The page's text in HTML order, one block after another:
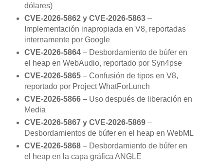
dólares)
CVE-2026-5862 y CVE-2026-5863–
Implementación inapropiada en V8, reportadas
internamente por Google
CVE-2026-5864– Desbordamiento de búfer en
el heap en WebAudio, reportado por Syn4pse
CVE-2026-5865– Confusión de tipos en V8,
reportado por Project WhatForLunch
CVE-2026-5866– Uso después de liberación en
Media
CVE-2026-5867 y CVE-2026-5869–
Desbordamientos de búfer en el heap en WebML
CVE-2026-5868– Desbordamiento de búfer en
el heap en la capa gráfica ANGLE